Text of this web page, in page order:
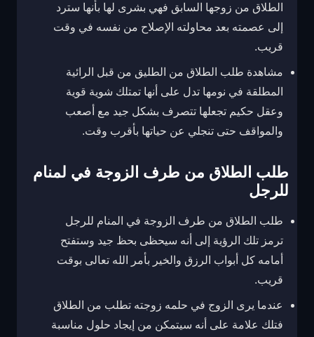
الطلاق من زوجها السابق فهي بشرى لها بأنها سترد
إلى عصمته بعد محاولته الإصلاح من نفسه في وقت
قريب.
مشاهدة طلب الطلاق من الطليق من قبل الرائية
المطلقة في نومها تدل على أنها تمتلك شوية قوية
وعقل حكيم تجعلها تتصرف بشكل جيد مع أصعب
والمواقف حتى تنجلي عن حياتها بأقرب وقت.
طلب الطلاق من طرف الزوجة في لمنام
للرجل
طلب الطلاق من طرف الزوجة في المنام للرجل
ترمز تلك الرؤية إلى أنه سيحظى بحظ جيد وستفتح
أمامه كل أبواب الرزق والخير بأمر الله تعالى بوقت
قريب.
عندما يرى الزوج في حلمه زوجته تطلب من الطلاق
فتلك علامة على أنه سيتمكن من إيجاد حلول مناسبة